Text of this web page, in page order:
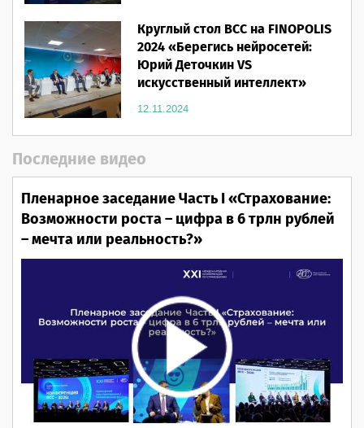
Круглый стол ВСС на FINOPOLIS
2024 «Берегись нейросетей:
Юрий Деточкин VS
искусственный интеллект»
12.11.2024
Последние видео
Пленарное заседание Часть I «Страхование:
Возможности роста – цифра в 6 трлн рублей
– мечта или реальность?»